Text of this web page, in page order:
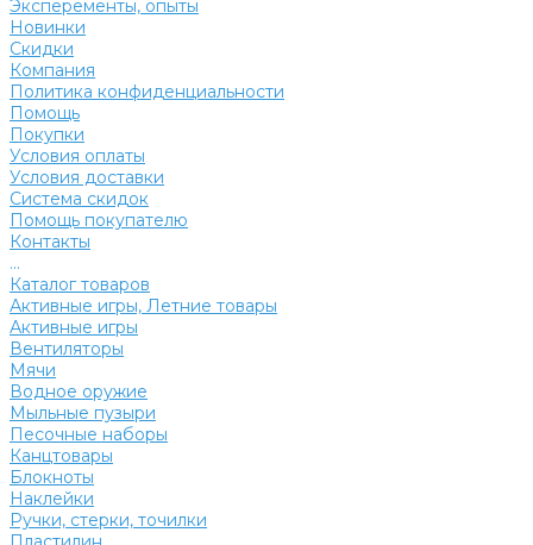
Эксперементы, опыты
Новинки
Скидки
Компания
Политика конфиденциальности
Помощь
Покупки
Условия оплаты
Условия доставки
Система скидок
Помощь покупателю
Контакты
...
Каталог товаров
Активные игры, Летние товары
Активные игры
Вентиляторы
Мячи
Водное оружие
Мыльные пузыри
Песочные наборы
Канцтовары
Блокноты
Наклейки
Ручки, стерки, точилки